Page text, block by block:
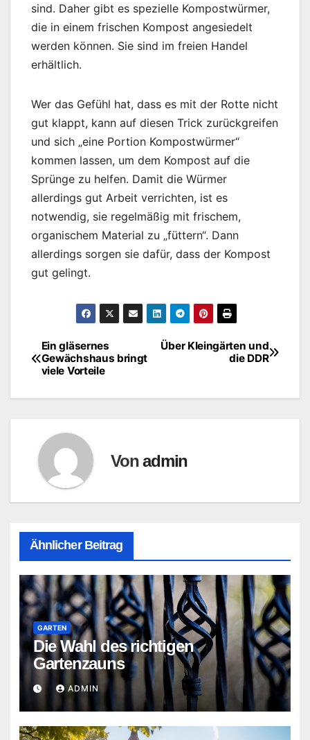
sind. Daher gibt es spezielle Kompostwürmer,
die in einem frischen Kompost angesiedelt
werden können. Sie sind im freien Handel
erhältlich.
Wer das Gefühl hat, dass es mit der Rotte nicht
gut klappt, kann auf diesen Trick zurückgreifen
und sich „eine Portion Kompostwürmer“
kommen lassen, um dem Kompost auf die
Sprünge zu helfen. Damit die Würmer
allerdings gut Arbeit verrichten, ist es
notwendig, sie regelmäßig mit frischem,
organischem Material zu „füttern“. Dann
allerdings sorgen sie dafür, dass der Kompost
gut gelingt.
BeitragsnavigationÜber Kleingärten und
die DDR
Ein gläsernes
Gewächshaus bringt
viele Vorteile
Vonadmin
Ähnlicher Beitrag
GARTEN
Die Wahl des richtigen
Gartenzauns
ADMIN